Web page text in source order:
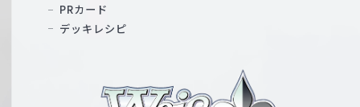
PRカード
デッキレシピ